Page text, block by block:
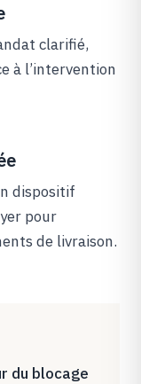
clarifié,
à l’intervention
dispositif
pour
de livraison.
du blocage